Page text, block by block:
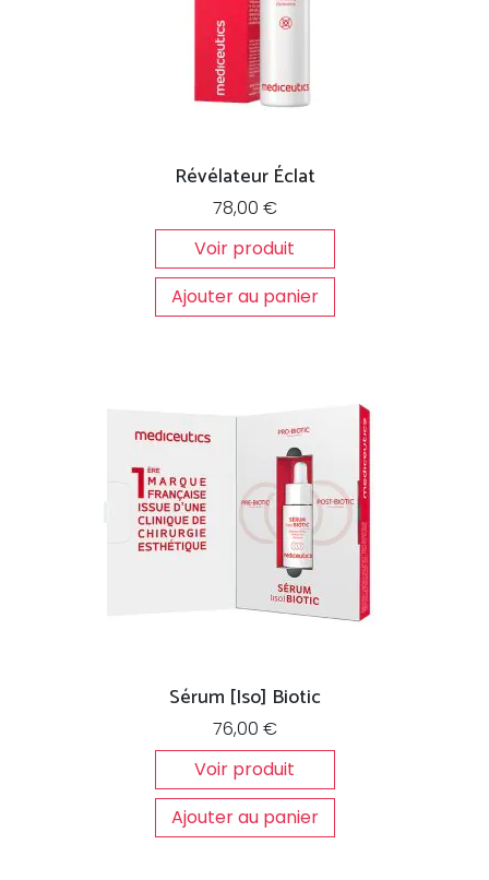
Révélateur Éclat
78,00 €
Voir produit
Ajouter au panier
Sérum [Iso] Biotic
76,00 €
Voir produit
Ajouter au panier